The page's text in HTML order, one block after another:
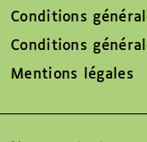
Conditions
Conditions
Mentions légales